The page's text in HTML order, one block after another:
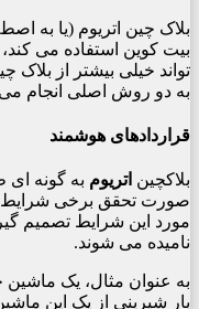
بیت کوین استفاده می
تواند خیلی بیشتر از بلاک
به دو روش اصلی انجام
قراردادهای هوشمند
بلاکچین اتریوم به گونه
صورت تحقق برخی شرایط
مورد این شرایط تصمیم
نامیده می شوند.
به عنوان مثال، یک
بار شیرینی از یک این